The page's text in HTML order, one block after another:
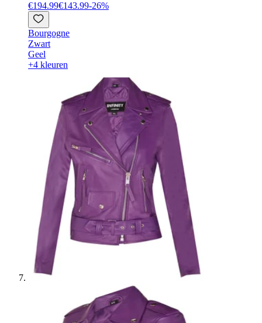
€194.99€143.99-26%
Bourgogne
Zwart
Geel
+4 kleuren